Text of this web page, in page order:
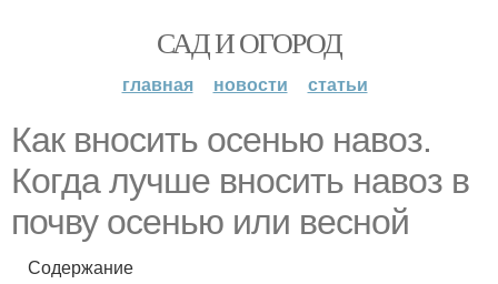
САД И ОГОРОД
главная новости статьи
Как вносить осенью навоз.
Когда лучше вносить навоз в
почву осенью или весной
Содержание